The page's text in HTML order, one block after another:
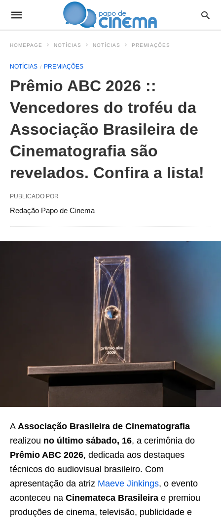
HOMEPAGE NOTÍCIAS NOTÍCIAS PREMIAÇÕES
NOTÍCIAS PREMIAÇÕES
Prêmio ABC 2026 ::
Vencedores do troféu da
Associação Brasileira de
Cinematografia são
revelados. Confira a lista!
PUBLICADO POR
Redação Papo de Cinema
A Associação Brasileira de Cinematografia
realizou no último sábado, 16, a cerimônia do
Prêmio ABC 2026, dedicada aos destaques
técnicos do audiovisual brasileiro. Com
apresentação da atriz Maeve Jinkings, o evento
aconteceu na Cinemateca Brasileira e premiou
produções de cinema, televisão, publicidade e